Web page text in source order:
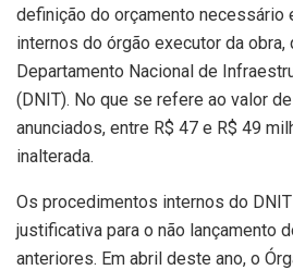
definição do orçamento necessário
internos do órgão executor da obra,
Departamento Nacional de
(DNIT). No que se refere ao valor
anunciados, entre R$ 47 e R$ 49
inalterada.
Os procedimentos internos do
justificativa para o não lançamento
anteriores. Em abril deste ano, o